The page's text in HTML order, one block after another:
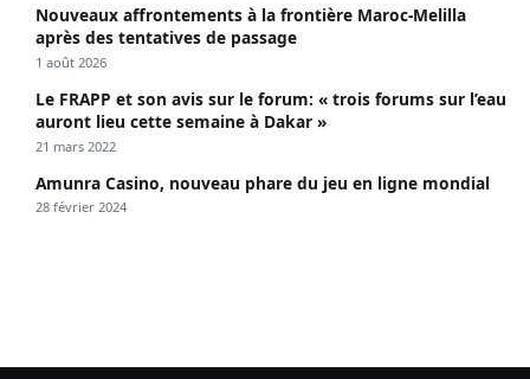
Nouveaux affrontements à la frontière Maroc-Melilla
après des tentatives de passage
1 août 2026
Le FRAPP et son avis sur le forum: « trois forums sur l’eau
auront lieu cette semaine à Dakar »
21 mars 2022
Amunra Casino, nouveau phare du jeu en ligne mondial
28 février 2024